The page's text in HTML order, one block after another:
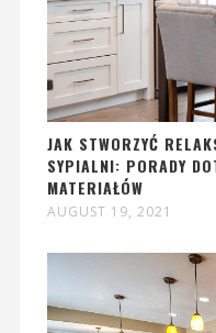
JAK STWORZYĆ
SYPIALNI: PORADY
MATERIAŁÓW
AUGUST 19, 2021